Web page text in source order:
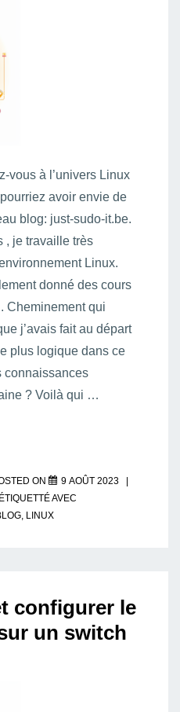
vous à l’univers Linux
avoir envie de
blog: just-sudo-it.be.
, je travaille très
Linux.
donné des cours
Cheminement qui
j’avais fait au départ
plus logique dans ce
connaissances
? Voilà qui …
ON
9 AOÛT 2023
ÉTIQUETTÉ AVEC
, LINUX
configurer le
un switch